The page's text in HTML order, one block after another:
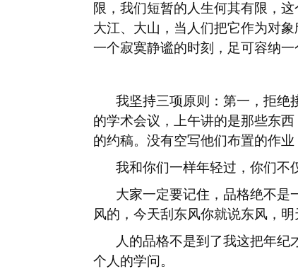
限，我们短暂的人生何其有限，
大江、大山，当人们把它作为对
一个寂寞静谧的时刻，足可容纳一
我坚持三项原则：第一，拒绝
的学术会议，上午讲的是那些东
的约稿。没有空写他们布置的作
我和你们一样年轻过，你们不
大家一定要记住，品格绝不是
风的，今天刮东风你就说东风，明
人的品格不是到了我这把年
个人的学问。